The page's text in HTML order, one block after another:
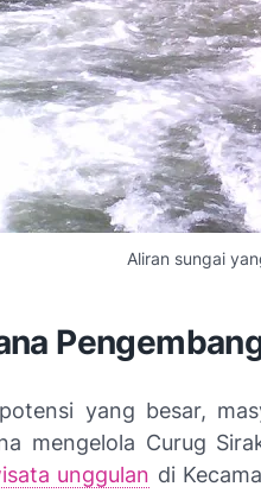
Aliran sungai
yang besar,
mengelola Curug
unggulan di